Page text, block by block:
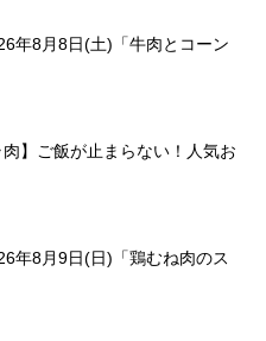
年8月8日(土)「牛肉とコーン
肉】ご飯が止まらない！人気お
年8月9日(日)「鶏むね肉のス